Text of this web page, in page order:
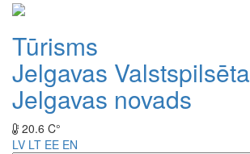
Tūrisms
Jelgavas Valstspilsēta
Jelgavas novads
20.6 C°
LV LT EE EN